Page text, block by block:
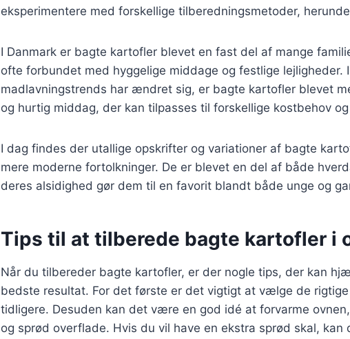
eksperimentere med forskellige tilberedningsmetoder,
I Danmark er bagte kartofler blevet en fast del af mange
ofte forbundet med hyggelige middage og festlige lejligheder.
madlavningstrends har ændret sig, er bagte kartofler blevet
og hurtig middag, der kan tilpasses til forskellige kostbehov
I dag findes der utallige opskrifter og variationer af bagte
mere moderne fortolkninger. De er blevet en del af både
deres alsidighed gør dem til en favorit blandt både unge og
Tips til at tilberede bagte kartofler i
Når du tilbereder bagte kartofler, er der nogle tips, der kan
bedste resultat. For det første er det vigtigt at vælge de
tidligere. Desuden kan det være en god idé at forvarme
og sprød overflade. Hvis du vil have en ekstra sprød skal, kan